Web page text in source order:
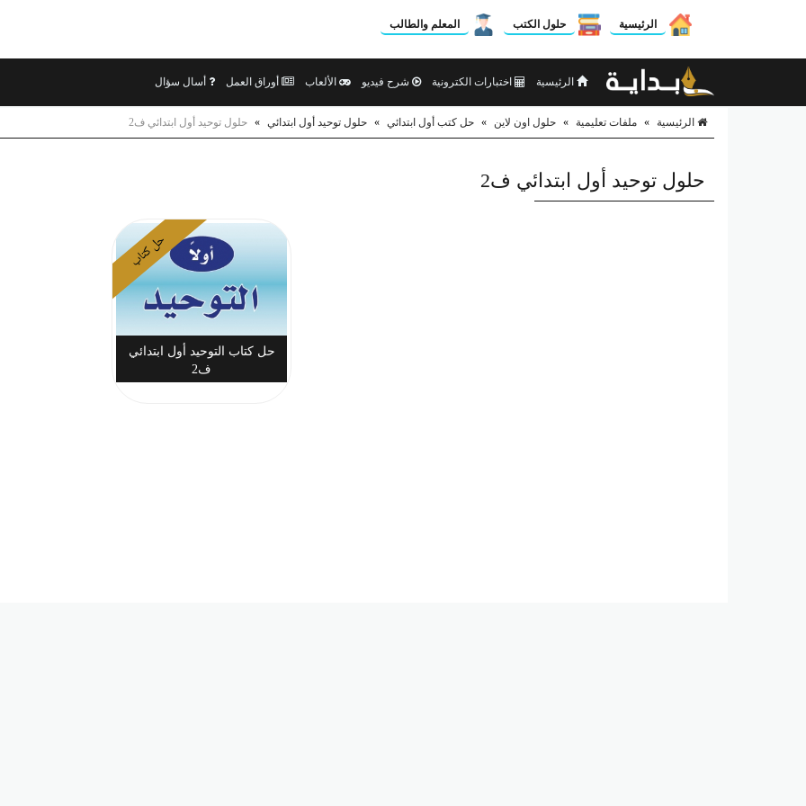
الرئيسية حلول الكتب المعلم والطالب
الرئيسية اختبارات الكترونية شرح فيديو الألعاب أوراق العمل أسال سؤال
الرئيسية » ملفات تعليمية » حلول اون لاين » حل كتب أول ابتدائي » حلول توحيد أول ابتدائي » حلول توحيد أول ابتدائي ف2
حلول توحيد أول ابتدائي ف2
حل كتاب
حل كتاب التوحيد أول ابتدائي
ف2